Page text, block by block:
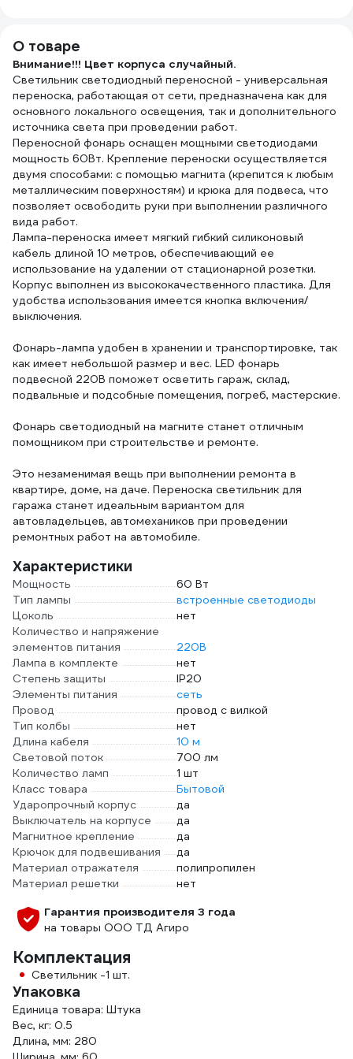
О товаре
Внимание!!! Цвет корпуса случайный.
Светильник светодиодный переносной - универсальная
переноска, работающая от сети, предназначена как для
основного локального освещения, так и дополнительного
источника света при проведении работ.
Переносной фонарь оснащен мощными светодиодами
мощность 60Вт. Крепление переноски осуществляется
двумя способами: с помощью магнита (крепится к любым
металлическим поверхностям) и крюка для подвеса, что
позволяет освободить руки при выполнении различного
вида работ.
Лампа-переноска имеет мягкий гибкий силиконовый
кабель длиной 10 метров, обеспечивающий ее
использование на удалении от стационарной розетки.
Корпус выполнен из высококачественного пластика. Для
удобства использования имеется кнопка включения/
выключения.
Фонарь-лампа удобен в хранении и транспортировке, так
как имеет небольшой размер и вес. LED фонарь
подвесной 220В поможет осветить гараж, склад,
подвальные и подсобные помещения, погреб, мастерские.
Фонарь светодиодный на магните станет отличным
помощником при строительстве и ремонте.
Это незаменимая вещь при выполнении ремонта в
квартире, доме, на даче. Переноска светильник для
гаража станет идеальным вариантом для
автовладельцев, автомехаников при проведении
ремонтных работ на автомобиле.
Характеристики
Мощность
60 Вт
Тип лампы
встроенные светодиоды
Цоколь
нет
Количество и напряжение
элементов питания
220В
Лампа в комплекте
нет
Степень защиты
IP20
Элементы питания
сеть
Провод
провод с вилкой
Тип колбы
нет
Длина кабеля
10 м
Световой поток
700 лм
Количество ламп
1 шт
Класс товара
Бытовой
Ударопрочный корпус
да
Выключатель на корпусе
да
Магнитное крепление
да
Крючок для подвешивания
да
Материал отражателя
полипропилен
Материал решетки
нет
Гарантия производителя 3 года
на товары ООО ТД Агиро
Комплектация
Светильник -1 шт.
Упаковка
Единица товара: Штука
Вес, кг: 0.5
Длина, мм: 280